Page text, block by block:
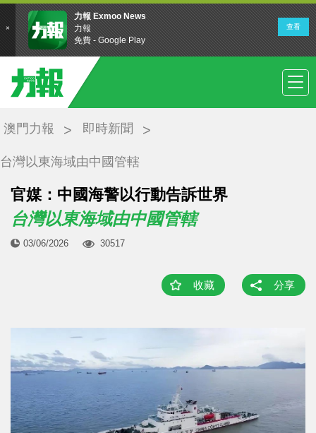
澳門力報 即時新聞
台灣以東海域由中國管轄
官媒：中國海警以行動告訴世界
台灣以東海域由中國管轄
03/06/2026 30517
收藏 分享